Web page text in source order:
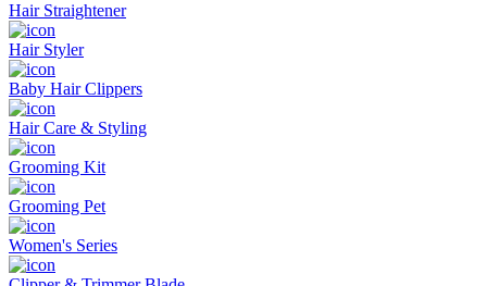
Hair Straightener
Hair Styler
Baby Hair Clippers
Hair Care & Styling
Grooming Kit
Grooming Pet
Women's Series